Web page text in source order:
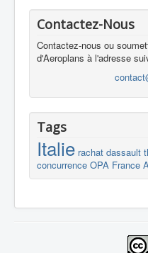
Contactez-Nous
Contactez-nous ou
d'Aeroplans à l'adresse
Tags
Italie rachat dassault
concurrence OPA France